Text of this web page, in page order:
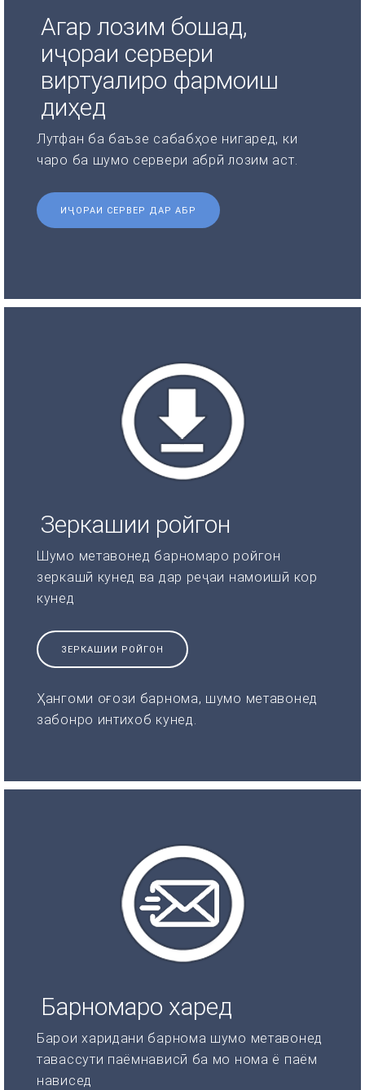
Агар лозим бошад,
иҷораи сервери
виртуалиро фармоиш
диҳед
Лутфан ба баъзе сабабҳое нигаред, ки
чаро ба шумо сервери абрӣ лозим аст.
ИҶОРАИ СЕРВЕР ДАР АБР
Зеркашии ройгон
Шумо метавонед барномаро ройгон
зеркашӣ кунед ва дар реҷаи намоишӣ кор
кунед
ЗЕРКАШИИ РОЙГОН
Ҳангоми оғози барнома, шумо метавонед
забонро интихоб кунед.
Барномаро харед
Барои харидани барнома шумо метавонед
тавассути паёмнависӣ ба мо нома ё паём
нависед